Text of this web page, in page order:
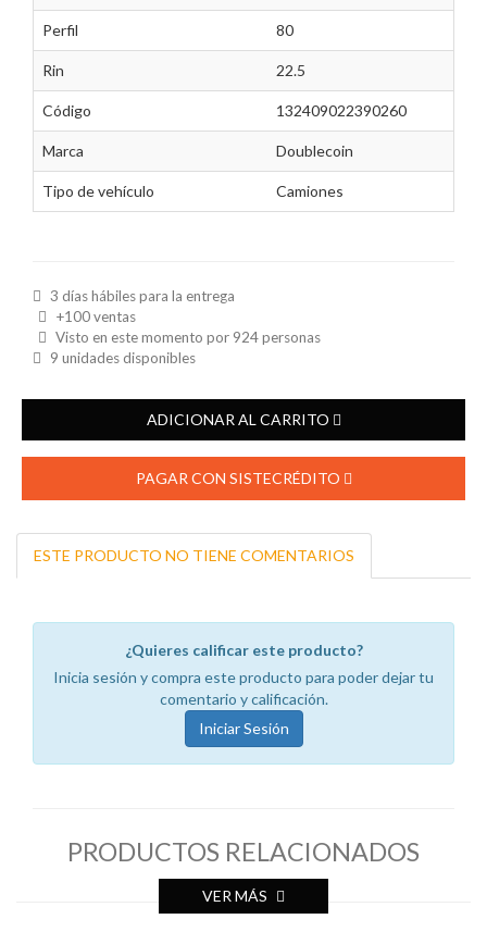
Perfil 80
Rin 22.5
Código 132409022390260
Marca Doublecoin
Tipo de vehículo Camiones
3 días hábiles para la entrega
+100 ventas
Visto en este momento por 924personas
9 unidades disponibles
ADICIONAR AL CARRITO
PAGAR CON SISTECRÉDITO
ESTE PRODUCTO NO TIENE COMENTARIOS
¿Quieres calificar este producto?
Inicia sesión y compra este producto para poder dejar tu
comentario y calificación.
Iniciar Sesión
PRODUCTOS RELACIONADOS
VER MÁS